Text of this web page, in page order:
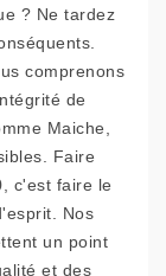
? Ne tardez
comprenons
de
Maiche,
Faire
c'est faire le
Nos
un point
et des